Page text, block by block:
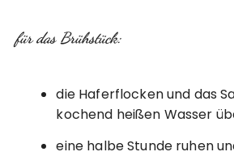
für das Brühstück:
die Haferflocken und das
kochend heißen Wasser
eine halbe Stunde ruhen